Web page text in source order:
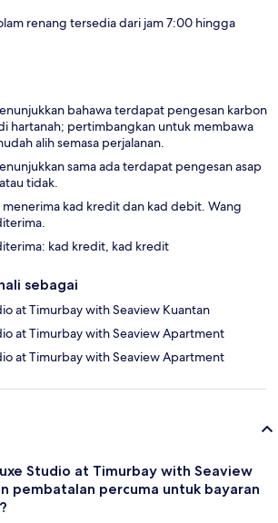
renang tersedia dari jam 7:00 hingga
bahawa terdapat pengesan karbon
hartanah; pertimbangkan untuk membawa
alih semasa perjalanan.
sama ada terdapat pengesan asap
tidak.
menerima kad kredit dan kad debit. Wang
kad kredit, kad kredit
sebagai
at Timurbay with Seaview Kuantan
at Timurbay with Seaview Apartment
at Timurbay with Seaview Apartment
Studio at Timurbay with Seaview
pembatalan percuma untuk bayaran